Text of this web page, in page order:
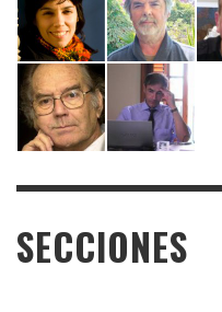
SECCIONES